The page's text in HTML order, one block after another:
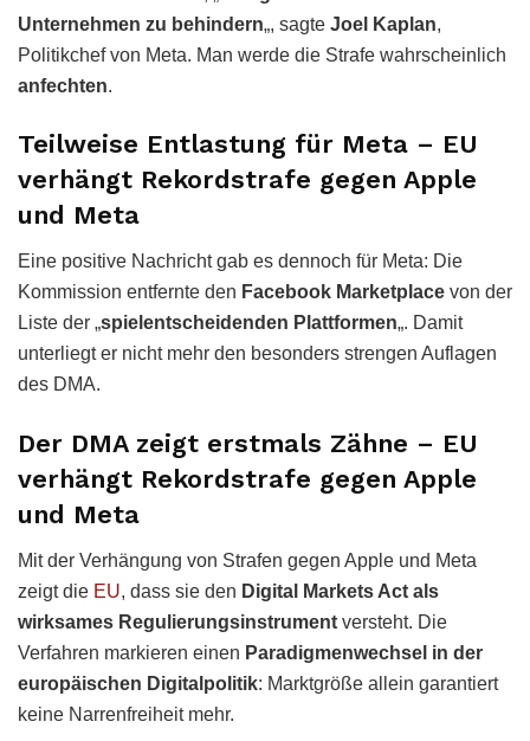
Unternehmen zu behindern„, sagte Joel Kaplan,
Politikchef von Meta. Man werde die Strafe wahrscheinlich
anfechten.
Teilweise Entlastung für Meta – EU
verhängt Rekordstrafe gegen Apple
und Meta
Eine positive Nachricht gab es dennoch für Meta: Die
Kommission entfernte den Facebook Marketplace von der
Liste der „spielentscheidenden Plattformen„. Damit
unterliegt er nicht mehr den besonders strengen Auflagen
des DMA.
Der DMA zeigt erstmals Zähne – EU
verhängt Rekordstrafe gegen Apple
und Meta
Mit der Verhängung von Strafen gegen Apple und Meta
zeigt die EU, dass sie den Digital Markets Act als
wirksames Regulierungsinstrument versteht. Die
Verfahren markieren einen Paradigmenwechsel in der
europäischen Digitalpolitik: Marktgröße allein garantiert
keine Narrenfreiheit mehr.